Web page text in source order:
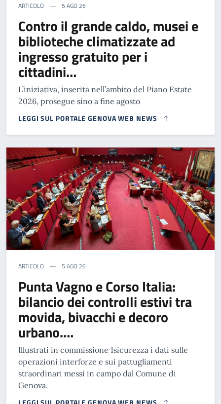
ARTICOLO 5 AGO 26
Contro il grande caldo, musei e
biblioteche climatizzate ad
ingresso gratuito per i
cittadini…
L’iniziativa, inserita nell’ambito del Piano Estate
2026, prosegue sino a fine agosto
LEGGI SUL PORTALE GENOVA WEB NEWS
ARTICOLO 5 AGO 26
Punta Vagno e Corso Italia:
bilancio dei controlli estivi tra
movida, bivacchi e decoro
urbano.…
Illustrati in commissione 1sicurezza i dati sulle
operazioni interforze e sui pattugliamenti
straordinari messi in campo dal Comune di
Genova.